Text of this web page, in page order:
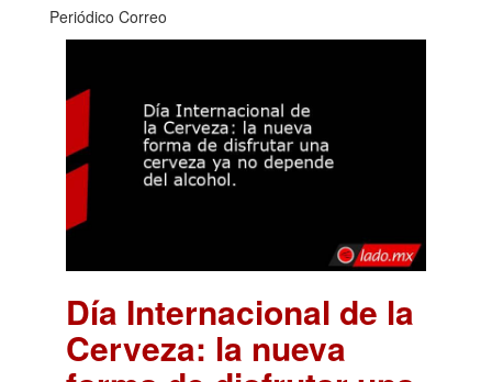
Periódico Correo
Día Internacional de la
Cerveza: la nueva